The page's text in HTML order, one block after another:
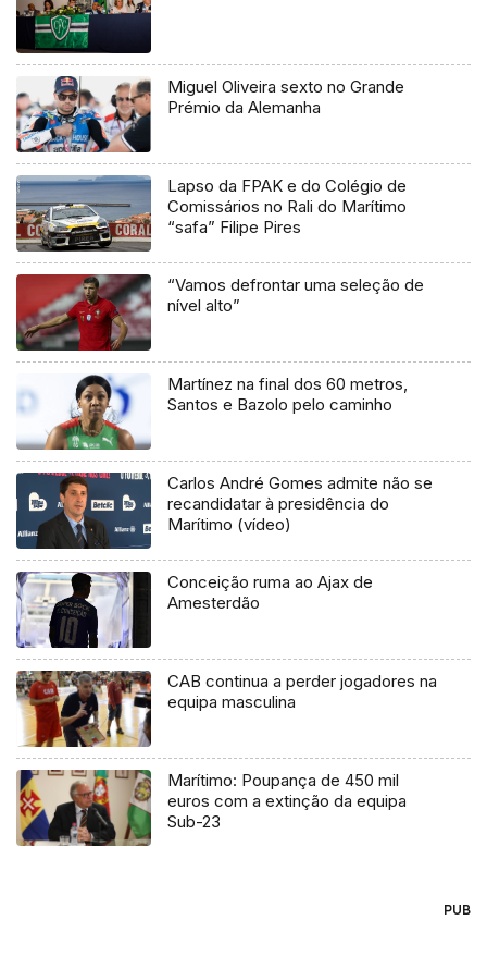
Miguel Oliveira sexto no Grande
Prémio da Alemanha
Lapso da FPAK e do Colégio de
Comissários no Rali do Marítimo
“safa” Filipe Pires
“Vamos defrontar uma seleção de
nível alto”
Martínez na final dos 60 metros,
Santos e Bazolo pelo caminho
Carlos André Gomes admite não se
recandidatar à presidência do
Marítimo (vídeo)
Conceição ruma ao Ajax de
Amesterdão
CAB continua a perder jogadores na
equipa masculina
Marítimo: Poupança de 450 mil
euros com a extinção da equipa
Sub-23
PUB